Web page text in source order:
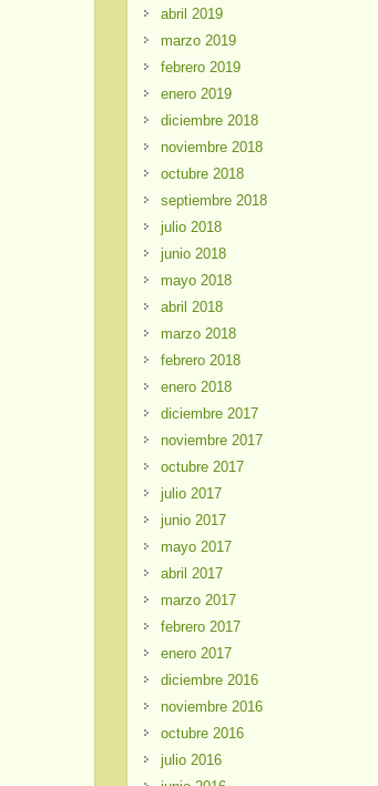
abril 2019
marzo 2019
febrero 2019
enero 2019
diciembre 2018
noviembre 2018
octubre 2018
septiembre 2018
julio 2018
junio 2018
mayo 2018
abril 2018
marzo 2018
febrero 2018
enero 2018
diciembre 2017
noviembre 2017
octubre 2017
julio 2017
junio 2017
mayo 2017
abril 2017
marzo 2017
febrero 2017
enero 2017
diciembre 2016
noviembre 2016
octubre 2016
julio 2016